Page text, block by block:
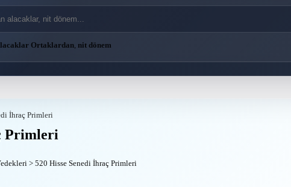
Ortaklardan, nit dönem
İhraç Primleri
Primleri
> 520 Hisse Senedi İhraç Primleri